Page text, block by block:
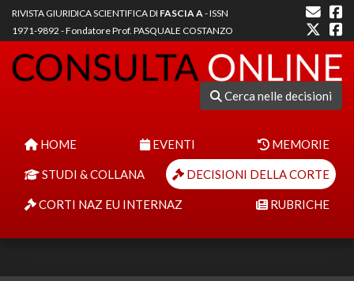
RIVISTA GIURIDICA SCIENTIFICA DI FASCIA A- ISSN
1971-9892 - Fondatore Prof. PASQUALE COSTANZO
Cerca nelle decisioni
HOME EVENTI MEMORIE
STUDI & COLLANA DECISIONI DELLA CORTE
CORTI NAZ EU INTERNAZ RUBRICHE